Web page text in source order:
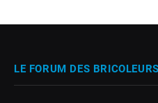
LE FORUM DES BRICOLEURS